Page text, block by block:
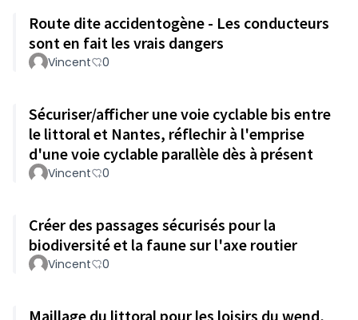
Route dite accidentogène - Les conducteurs
sont en fait les vrais dangers
Vincent 0
Sécuriser/afficher une voie cyclable bis entre
le littoral et Nantes, réflechir à l'emprise
d'une voie cyclable parallèle dès à présent
Vincent 0
Créer des passages sécurisés pour la
biodiversité et la faune sur l'axe routier
Vincent 0
Maillage du littoral pour les loisirs du wend,